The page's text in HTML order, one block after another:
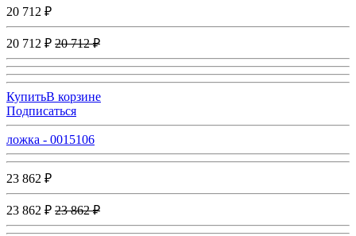
20 712 ₽
20 712 ₽ 20 712 ₽
КупитьВ корзине
Подписаться
ложка - 0015106
23 862 ₽
23 862 ₽ 23 862 ₽